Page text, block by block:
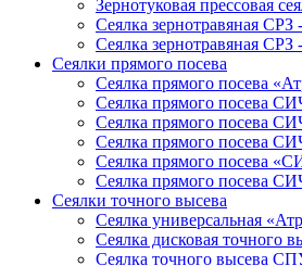
Зернотуковая прессовая
Сеялка зернотравяная СРЗ
Сеялка зернотравяная СРЗ
Сеялки прямого посева
Сеялка прямого посева
Сеялка прямого посева
Сеялка прямого посева
Сеялка прямого посева
Сеялка прямого посева
Сеялка прямого посева
Сеялки точного высева
Сеялка универсальная
Сеялка дисковая точного
Сеялка точного высева